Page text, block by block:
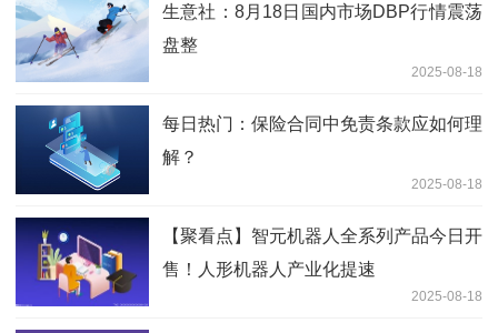
生意社：8月18日国内市场DBP行情震荡
盘整
2025-08-18
每日热门：保险合同中免责条款应如何理
解？
2025-08-18
【聚看点】智元机器人全系列产品今日开
售！人形机器人产业化提速
2025-08-18